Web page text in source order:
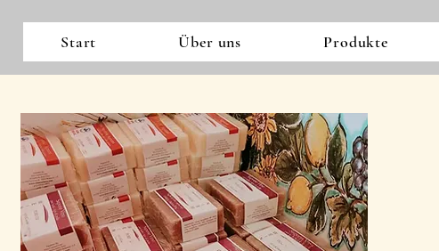
Start Über uns Produkte